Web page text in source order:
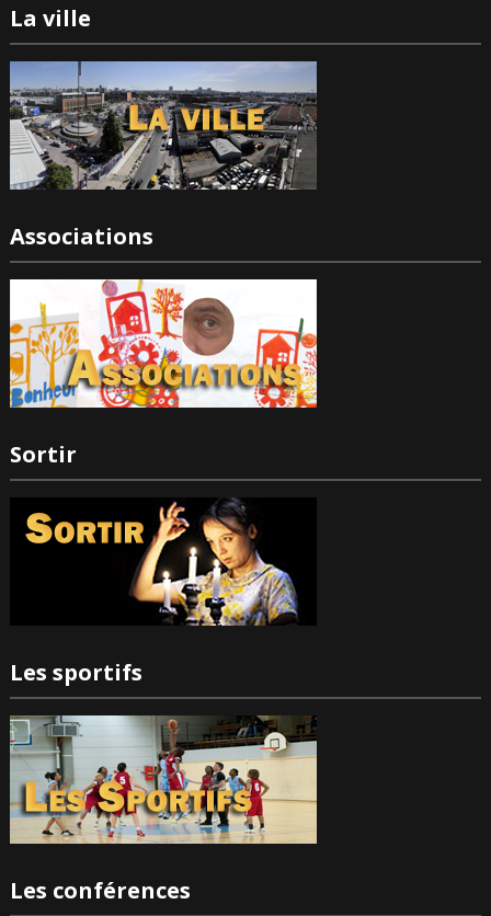
La ville
Associations
Sortir
Les sportifs
Les conférences